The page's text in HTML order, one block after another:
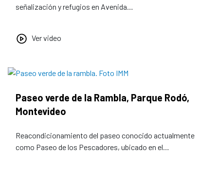
señalización y refugios en Avenida…
Ver video
Paseo verde de la Rambla, Parque Rodó,
Montevideo
Reacondicionamiento del paseo conocido actualmente
como Paseo de los Pescadores, ubicado en el…